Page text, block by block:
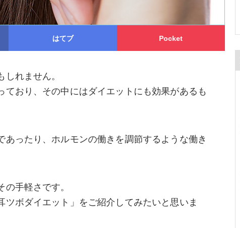
はてブ Pocket
れません。
おり、その中にはダイエットにも効果があるも
ったり、ホルモンの働きを調節するような働き
手軽さです。
ボダイエット」をご紹介してみたいと思いま